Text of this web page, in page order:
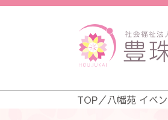
TOP／八幡苑 イベ